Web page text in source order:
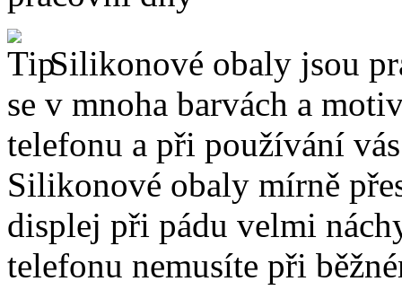
Silikonové obaly jsou
se v mnoha barvách a
telefonu a při používání
Silikonové obaly mírně
displej při pádu velmi
telefonu nemusíte při